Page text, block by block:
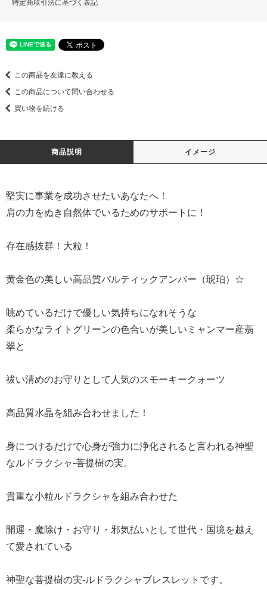
特定商取引法に基づく表記
この商品を友達に教える
この商品について問い合わせる
買い物を続ける
商品説明 イメージ
堅実に事業を成功させたいあなたへ！
肩の力をぬき自然体でいるためのサポートに！
存在感抜群！大粒！
黄金色の美しい高品質バルティックアンバー（琥珀）☆
眺めているだけで優しい気持ちになれそうな
柔らかなライトグリーンの色合いが美しいミャンマー産翡
翠と
祓い清めのお守りとして人気のスモーキークォーツ
高品質水晶を組み合わせました！
身につけるだけで心身が強力に浄化されると言われる神聖
なルドラクシャ-菩提樹の実。
貴重な小粒ルドラクシャを組み合わせた
開運・魔除け・お守り・邪気払いとして世代・国境を越え
て愛されている
神聖な菩提樹の実-ルドラクシャブレスレットです。